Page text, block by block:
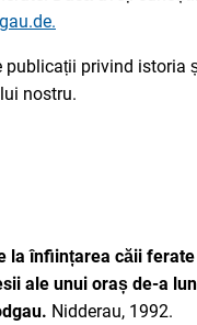
publicații privind
nostru.
la înființarea căii ferate
ale unui oraș de-a
Nidderau, 1992.